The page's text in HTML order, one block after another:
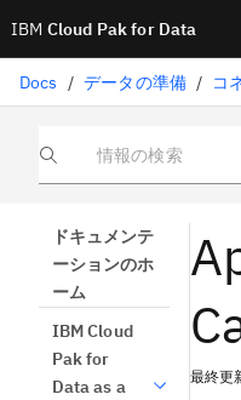
IBM Cloud Pak for Data
Docs / データの準備 / コ
情報の検索
ドキュメンテ
ーションのホ
ーム
IBM Cloud
Pak for
Data as a
最終更